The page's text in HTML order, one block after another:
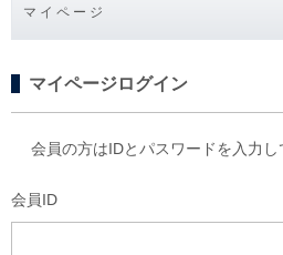
マイページ
マイページログイン
会員の方はIDとパスワードを入力し
会員ID